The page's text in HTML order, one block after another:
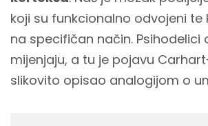
koji su funkcionalno odvojeni te
na specifičan način. Psihodelici
mijenjaju, a tu je pojavu
slikovito opisao analogijom o